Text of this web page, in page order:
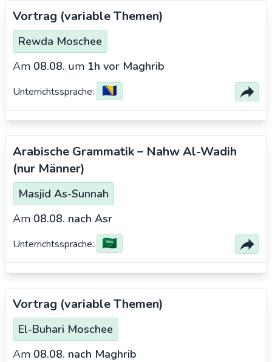
Vortrag (variable Themen)
Rewda Moschee
Am 08.08. um 1h vor Maghrib
Unterrichtssprache: 🇧🇦
Arabische Grammatik – Nahw Al-Wadih
(nur Männer)
Masjid As-Sunnah
Am 08.08. nach Asr
Unterrichtssprache: 🇸🇦
Vortrag (variable Themen)
El-Buhari Moschee
Am 08.08. nach Maghrib